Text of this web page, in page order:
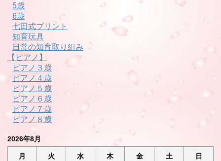
5歳
6歳
七田式プリント
知育玩具
日常の知育取り組み
【ピアノ】
ピアノ３歳
ピアノ４歳
ピアノ５歳
ピアノ６歳
ピアノ７歳
ピアノ８歳
2026年8月
月 火 水 木 金 土 日